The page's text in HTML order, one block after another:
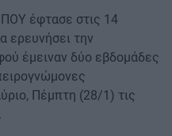
ΠΟΥ έφτασε στις 14
ερευνήσει την
έμειναν δύο εβδομάδες
Πέμπτη (28/1) τις